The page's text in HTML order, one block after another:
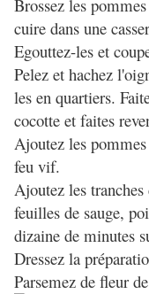
Brossez les
cuire dans une
Egouttez-les et
Pelez et hachez
les en quartiers.
cocotte et faites
Ajoutez les
feu vif.
Ajoutez les
feuilles de sauge,
dizaine de minutes
Dressez la
Parsemez de fleur